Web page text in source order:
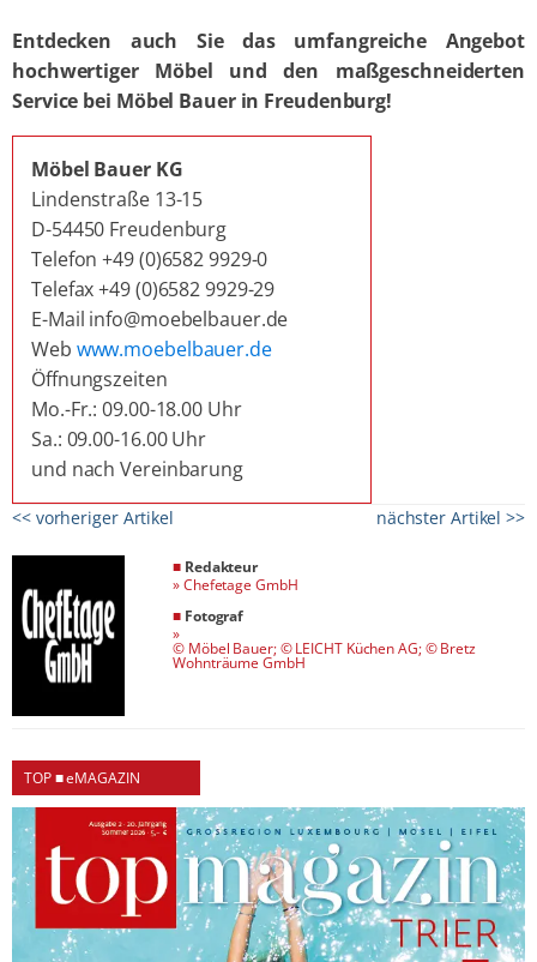
Entdecken auch Sie das umfangreiche Angebot
hochwertiger Möbel und den maßgeschneiderten
Service bei Möbel Bauer in Freudenburg!
Möbel Bauer KG
Lindenstraße 13-15
D-54450 Freudenburg
Telefon +49 (0)6582 9929-0
Telefax +49 (0)6582 9929-29
E-Mail info@moebelbauer.de
Web www.moebelbauer.de
Öffnungszeiten
Mo.-Fr.: 09.00-18.00 Uhr
Sa.: 09.00-16.00 Uhr
und nach Vereinbarung
<< vorheriger Artikel nächster Artikel >>
■ Redakteur
»Chefetage GmbH
■ Fotograf
»
© Möbel Bauer; © LEICHT Küchen AG; © Bretz
Wohnträume GmbH
TOP ■ eMAGAZIN